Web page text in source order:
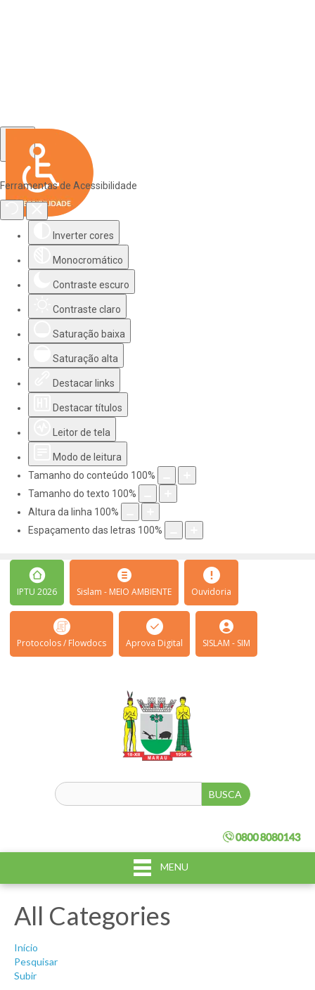
Ferramentas de Acessibilidade
Inverter cores
Monocromático
Contraste escuro
Contraste claro
Saturação baixa
Saturação alta
Destacar links
Destacar títulos
Leitor de tela
Modo de leitura
Tamanho do conteúdo 100%
Tamanho do texto 100%
Altura da linha 100%
Espaçamento das letras 100%
IPTU 2026 Sislam - MEIO AMBIENTE Ouvidoria
Protocolos / Flowdocs Aprova Digital SISLAM - SIM
MENU
All Categories
Início
Pesquisar
Subir